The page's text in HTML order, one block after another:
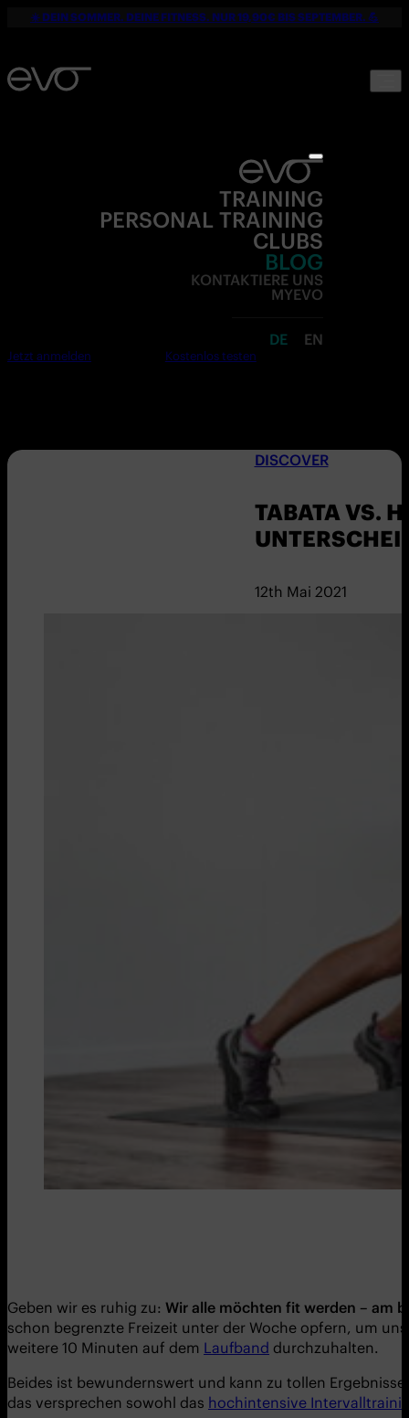
☀️ DEIN SOMMER. DEINE FITNESS. NUR 19,90€ BIS SEPTEMBER. 💪
TRAINING
PERSONAL TRAINING
CLUBS
BLOG
KONTAKTIERE UNS
MYEVO
DE EN
Jetzt anmelden Kostenlos testen
DISCOVER
TABATA VS.
12th Mai 2021
Geben wir es ruhig zu: Wir alle möchten fit werden – am
schon begrenzte Freizeit unter der Woche opfern, um
weitere 10 Minuten auf dem Laufband durchzuhalten.
Beides ist bewundernswert und kann zu tollen
das versprechen sowohl das hochintensive